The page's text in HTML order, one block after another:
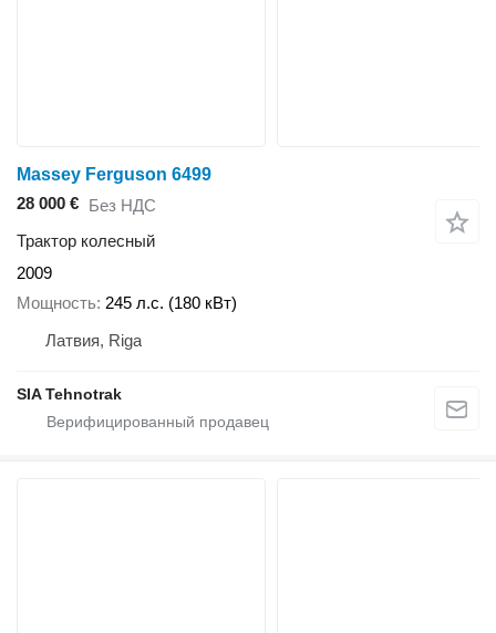
Massey Ferguson 6499
28 000 € Без НДС
Трактор колесный
2009
Мощность 245 л.с. (180 кВт)
Латвия, Riga
SIA Tehnotrak